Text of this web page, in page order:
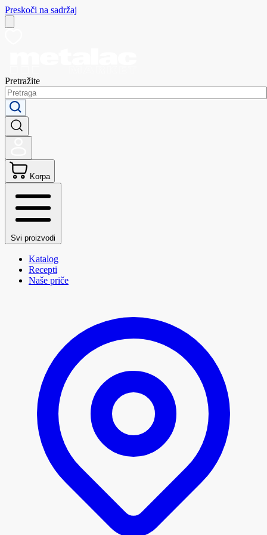
Preskoči na sadržaj
Pretražite
Korpa
Svi proizvodi
Katalog
Recepti
Naše priče